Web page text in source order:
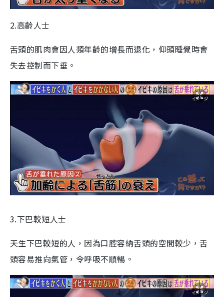
2.高齡人士
舌頭的肌肉會因人類年齡的增長而退化，仰頭睡覺時會
失去控制而下垂。
3.下巴較短人士
天生下巴較短的人，因為口腔容納舌頭的空間較少，舌
頭容易推向氣管，令呼吸不順暢。